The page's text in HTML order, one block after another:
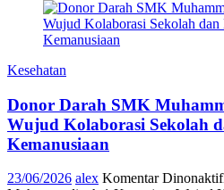
Kesehatan
Donor Darah SMK
Wujud Kolaborasi Sekolah
Kemanusiaan
23/06/2026 alex Komentar